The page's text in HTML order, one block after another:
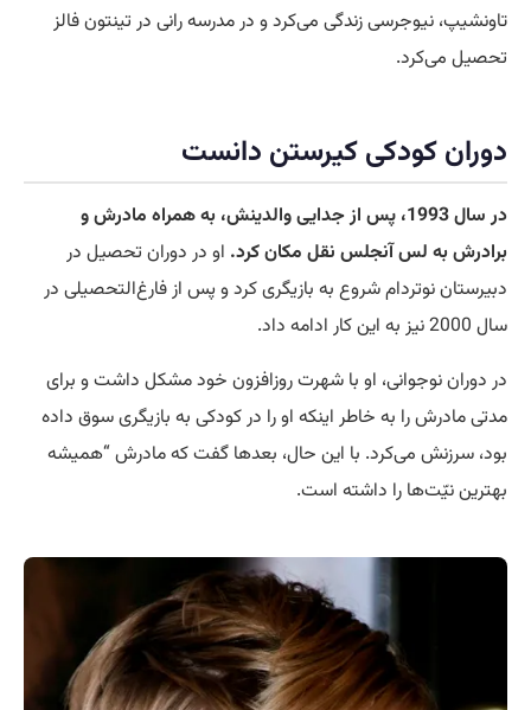
تاونشیپ، نیوجرسی زندگی می‌کرد و در مدرسه رانی در تینتون فالز
تحصیل می‌کرد.
دوران کودکی کیرستن دانست
در سال 1993، پس از جدایی والدینش، به همراه مادرش و
برادرش به لس آنجلس نقل مکان کرد. او در دوران تحصیل در
دبیرستان نوتردام شروع به بازیگری کرد و پس از فارغ‌التحصیلی در
سال 2000 نیز به این کار ادامه داد.
در دوران نوجوانی، او با شهرت روزافزون خود مشکل داشت و برای
مدتی مادرش را به خاطر اینکه او را در کودکی به بازیگری سوق داده
بود، سرزنش می‌کرد. با این حال، بعدها گفت که مادرش “همیشه
بهترین نیّت‌ها را داشته است.